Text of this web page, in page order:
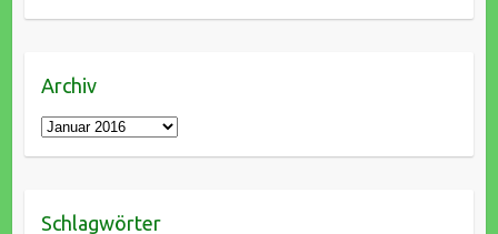
Archiv
Archiv
Schlagwörter